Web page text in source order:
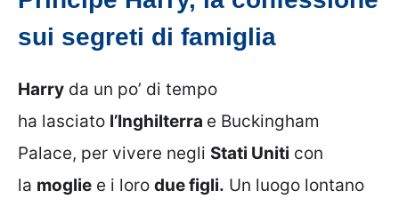
sui segreti di famiglia
Harry da un po’ di tempo
ha lasciato l’Inghilterra e Buckingham
Palace, per vivere negli Stati Uniti con
la moglie e i loro due figli. Un luogo lontano